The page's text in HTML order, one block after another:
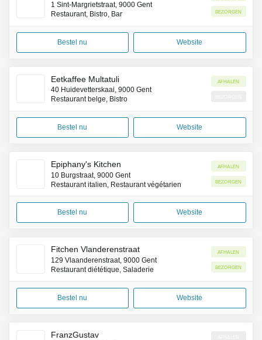
1 Sint-Margrietstraat, 9000 Gent
Restaurant, Bistro, Bar
Bezorgen
Bestel nu Website
Eetkaffee Multatuli
40 Huidevetterskaai, 9000 Gent
Restaurant belge, Bistro
Afhalen
Bestel nu Website
Epiphany's Kitchen
10 Burgstraat, 9000 Gent
Restaurant italien, Restaurant végétarien
Afhalen
Bezorgen
Bestel nu Website
Fitchen Vlanderenstraat
129 Vlaanderenstraat, 9000 Gent
Restaurant diététique, Saladerie
Afhalen
Bezorgen
Bestel nu Website
FranzGustav